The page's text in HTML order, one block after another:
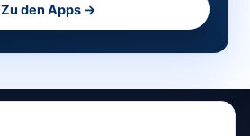
Zu den Apps →